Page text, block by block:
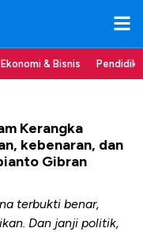
Ekonomi & Bisnis
Kerangka
kebenaran, dan
Gibran
terbukti benar,
Dan janji politik,